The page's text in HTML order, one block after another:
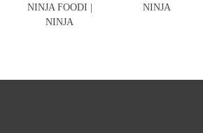
NINJA FOODI |
NINJA
NINJA